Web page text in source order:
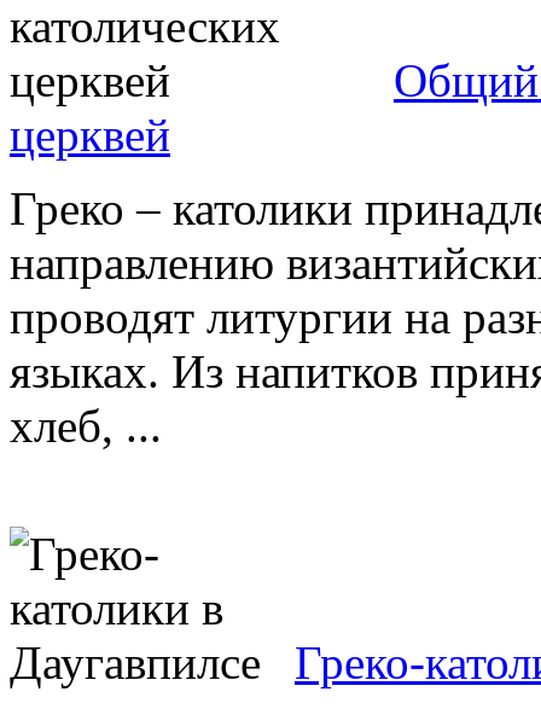
Общий
церквей
Греко – католики
направлению
проводят литургии на
языках. Из напитков
хлеб, ...
Греко-